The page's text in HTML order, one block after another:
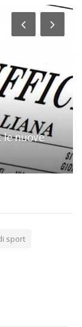
le nuove
sport